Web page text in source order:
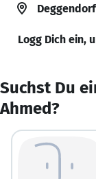
Deggendorf
Logg Dich ein,
Suchst Du
Ahmed?